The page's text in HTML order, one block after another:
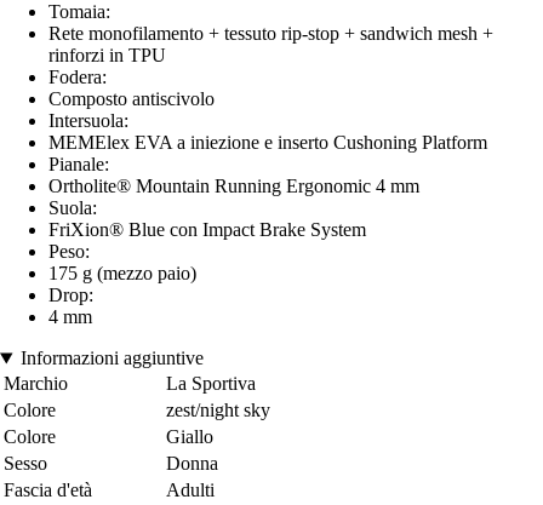
Tomaia:
Rete monofilamento + tessuto rip-stop + sandwich mesh +
rinforzi in TPU
Fodera:
Composto antiscivolo
Intersuola:
MEMElex EVA a iniezione e inserto Cushoning Platform
Pianale:
Ortholite® Mountain Running Ergonomic 4 mm
Suola:
FriXion® Blue con Impact Brake System
Peso:
175 g (mezzo paio)
Drop:
4 mm
Informazioni aggiuntive
Marchio
La Sportiva
Colore
zest/night sky
Colore
Giallo
Sesso
Donna
Fascia d'età
Adulti